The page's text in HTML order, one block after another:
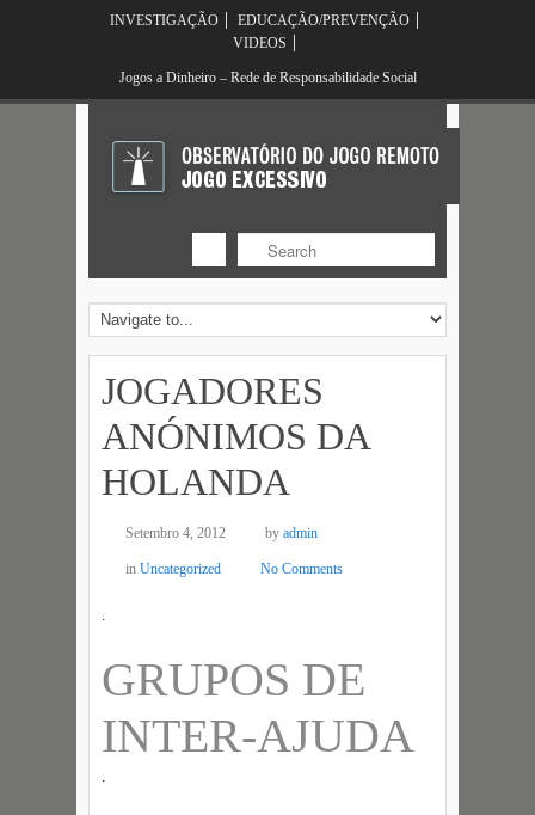
INVESTIGAÇÃO
EDUCAÇÃO/PREVENÇÃO
VIDEOS
Jogos a Dinheiro – Rede de Responsabilidade Social
JOGADORES
ANÓNIMOS DA
HOLANDA
Setembro 4, 2012 by admin
in Uncategorized No Comments
.
GRUPOS DE
INTER-AJUDA
.